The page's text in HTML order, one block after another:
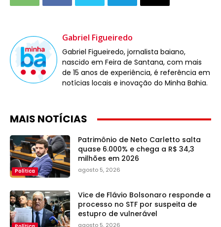
Gabriel Figueiredo
Gabriel Figueiredo, jornalista baiano,
nascido em Feira de Santana, com mais
de 15 anos de experiência, é referência em
notícias locais e inovação do Minha Bahia.
MAIS NOTÍCIAS
Política
Patrimônio de Neto Carletto salta
quase 6.000% e chega a R$ 34,3
milhões em 2026
agosto 5, 2026
Vice de Flávio Bolsonaro responde a
processo no STF por suspeita de
estupro de vulnerável
agosto 5, 2026